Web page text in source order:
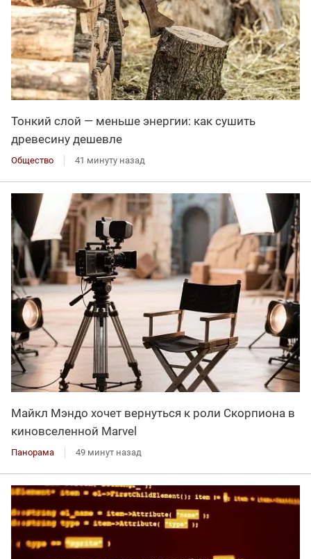
Тонкий слой — меньше энергии: как сушить
древесину дешевле
Общество 41 минуту назад
Майкл Мэндо хочет вернуться к роли Скорпиона в
киновселенной Marvel
Панорама 49 минут назад